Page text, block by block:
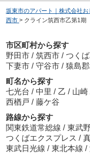
坂東市のアパート｜株式会社
西市 > クライン筑西市乙第1期
市区町村から探す
野田市 / 筑西市 / つく
下妻市 / 守谷市 / 猿島
町名から探す
七光台 / 中里 / 乙 / 山崎
西楢戸 / 藤ケ谷
路線から探す
関東鉄道常総線 / 東武
つくばエクスプレス /
東武日光線 / 東北本線 /